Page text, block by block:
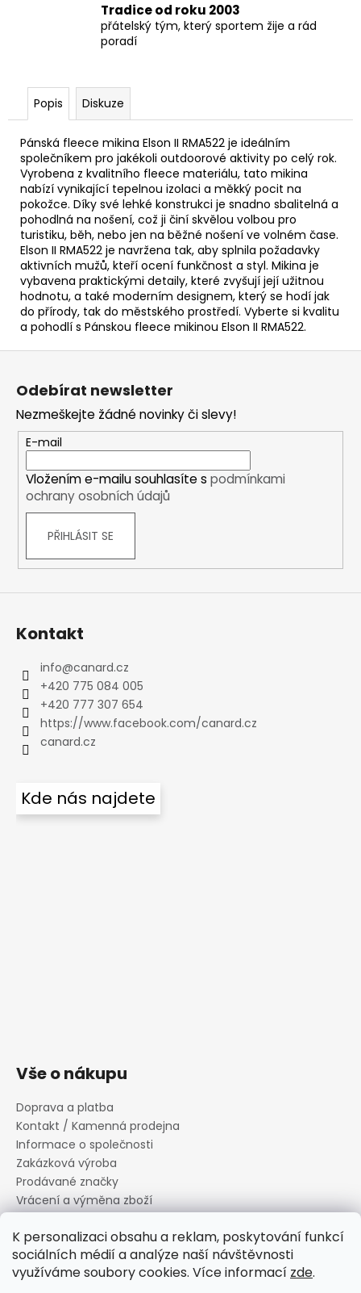
K personalizaci obsahu a reklam, poskytování funkcí
sociálních médií a analýze naší návštěvnosti
využíváme soubory cookies. Více informací zde.
Tradice od roku 2003
přátelský tým, který sportem žije a rád
poradí
Popis Diskuze
Pánská fleece mikina Elson II RMA522 je ideálním
společníkem pro jakékoli outdoorové aktivity po celý rok.
Vyrobena z kvalitního fleece materiálu, tato mikina
nabízí vynikající tepelnou izolaci a měkký pocit na
pokožce. Díky své lehké konstrukci je snadno sbalitelná a
pohodlná na nošení, což ji činí skvělou volbou pro
turistiku, běh, nebo jen na běžné nošení ve volném čase.
Elson II RMA522 je navržena tak, aby splnila požadavky
aktivních mužů, kteří ocení funkčnost a styl. Mikina je
vybavena praktickými detaily, které zvyšují její užitnou
hodnotu, a také moderním designem, který se hodí jak
do přírody, tak do městského prostředí. Vyberte si kvalitu
a pohodlí s Pánskou fleece mikinou Elson II RMA522.
Z
Odebírat newsletter
Nezmeškejte žádné novinky či slevy!
E-mail
Vložením e-mailu souhlasíte s podmínkami
ochrany osobních údajů
PŘIHLÁSIT SE
Kontakt
info@canard.cz
+420 775 084 005
+420 777 307 654
https://www.facebook.com/canard.cz
canard.cz
Kde nás najdete
Vše o nákupu
Doprava a platba
Kontakt / Kamenná prodejna
Informace o společnosti
Zakázková výroba
Prodávané značky
Vrácení a výměna zboží
Informace o souborech cookies
Reklamační řád
Obchodní podmínky